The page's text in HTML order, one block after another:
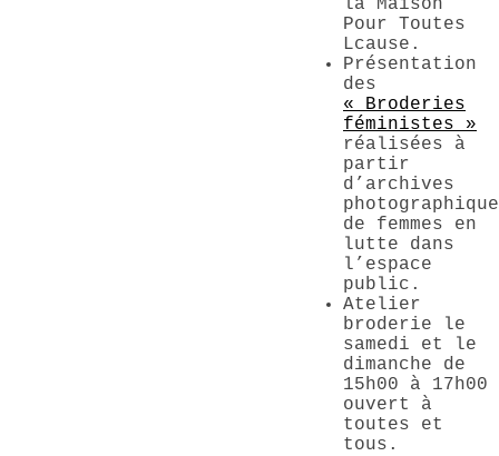
la Maison
Pour Toutes
Lcause.
Présentation
des
« Broderies
féministes »
réalisées à
partir
d’archives
de femmes en
lutte dans
l’espace
public.
Atelier
broderie le
samedi et le
dimanche de
15h00 à 17h00
ouvert à
toutes et
tous.